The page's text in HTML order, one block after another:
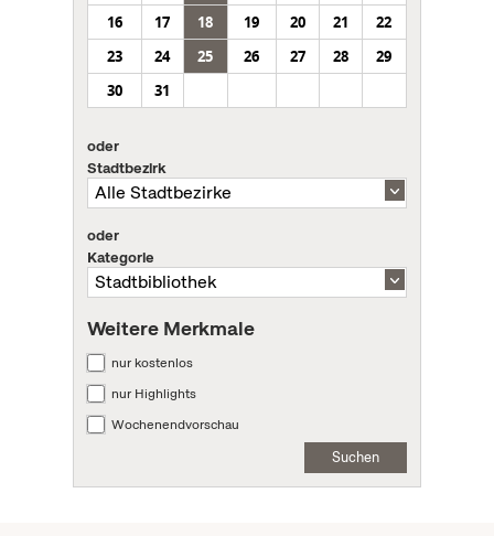
16
17 18 19 20 21
22
23
24 25 26 27 28
29
30
31
oder
Stadtbezirk
oder
Kategorie
Weitere Merkmale
nur kostenlos
nur Highlights
Wochenendvorschau
Suchen